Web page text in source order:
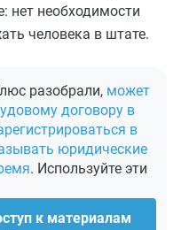
нет необходимости
человека в штате.
разобрали, может
договору в
в
юридические
. Используйте эти
к материалам